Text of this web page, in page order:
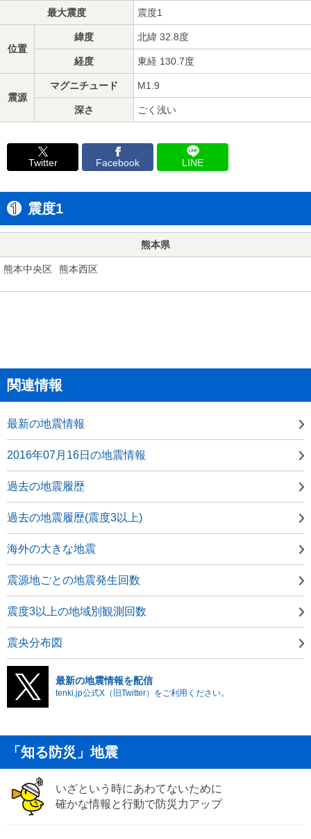
最大震度 震度1
位置
緯度 北緯 32.8度
経度 東経 130.7度
震源
マグニチュード M1.9
深さ ごく浅い
Twitter Facebook LINE
震度1
熊本県
熊本中央区 熊本西区
関連情報
最新の地震情報
2016年07月16日の地震情報
過去の地震履歴
過去の地震履歴(震度3以上)
海外の大きな地震
震源地ごとの地震発生回数
震度3以上の地域別観測回数
震央分布図
最新の地震情報を配信
tenki.jp公式X（旧Twitter）をご利用ください。
「知る防災」地震
いざという時にあわてないために
確かな情報と行動で防災力アップ